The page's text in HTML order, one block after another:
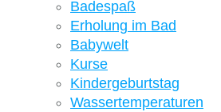
Badespaß
Erholung im Bad
Babywelt
Kurse
Kindergeburtstag
Wassertemperaturen